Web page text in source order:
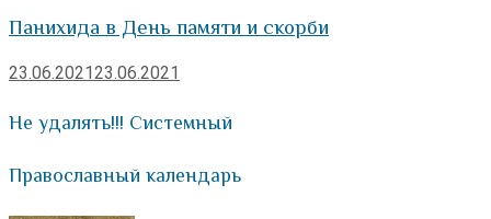
Панихида в День памяти и скорби
23.06.202123.06.2021
Не удалять!!! Системный
Православный календарь